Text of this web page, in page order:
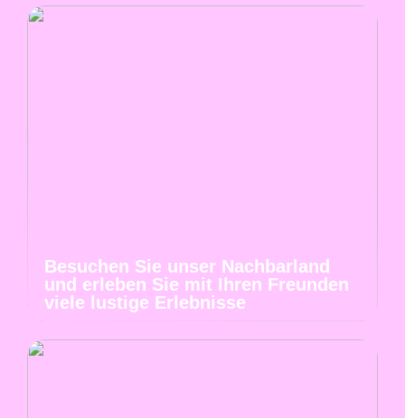
Besuchen Sie unser Nachbarland
und erleben Sie mit Ihren Freunden
viele lustige Erlebnisse